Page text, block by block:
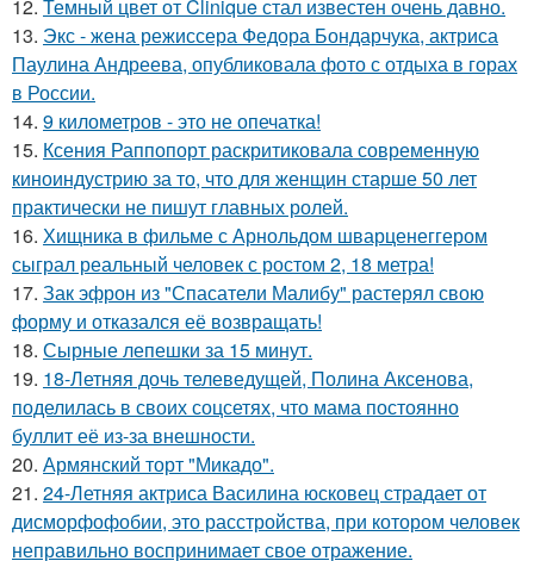
12. Темный цвет от Clinique стал известен очень давно.
13. Экс - жена режиссера Федора Бондарчука, актриса
Паулина Андреева, опубликовала фото с отдыха в горах
в России.
14. 9 километров - это не опечатка!
15. Ксения Раппопорт раскритиковала современную
киноиндустрию за то, что для женщин старше 50 лет
практически не пишут главных ролей.
16. Хищника в фильме с Арнольдом шварценеггером
сыграл реальный человек с ростом 2, 18 метра!
17. Зак эфрон из "Спасатели Малибу" растерял свою
форму и отказался её возвращать!
18. Сырные лепешки за 15 минут.
19. 18-Летняя дочь телеведущей, Полина Аксенова,
поделилась в своих соцсетях, что мама постоянно
буллит её из-за внешности.
20. Армянский торт "Микадо".
21. 24-Летняя актриса Василина юсковец страдает от
дисморфофобии, это расстройства, при котором человек
неправильно воспринимает свое отражение.